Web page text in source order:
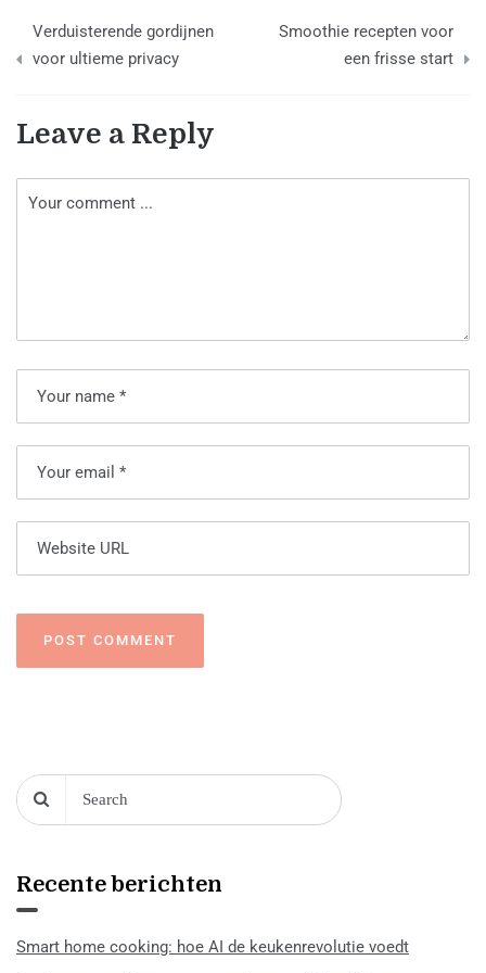
Berichtnavigatie
Verduisterende gordijnen
voor ultieme privacy
Smoothie recepten voor
een frisse start
Leave a Reply
Recente berichten
Smart home cooking: hoe AI de keukenrevolutie voedt